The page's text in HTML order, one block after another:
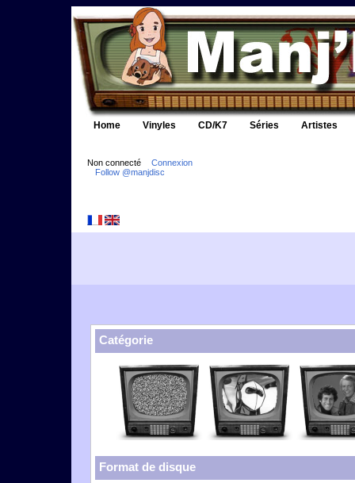
Home Vinyles CD/K7 Séries Artistes
Non connecté
Connexion
Follow @manjdisc
Catégorie
Format de disque